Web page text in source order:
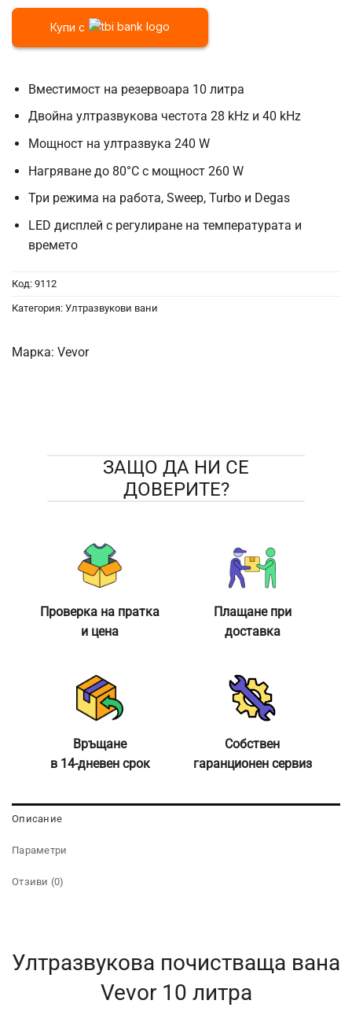
Купи с
Вместимост на резервоара 10 литра
Двойна ултразвукова честота 28 kHz и 40 kHz
Мощност на ултразвука 240 W
Нагряване до 80°C с мощност 260 W
Три режима на работа, Sweep, Turbo и Degas
LED дисплей с регулиране на температурата и
времето
Код: 9112
Категория: Ултразвукови вани
Марка: Vevor
ЗАЩО ДА НИ СЕ
ДОВЕРИТЕ?
Проверка на пратка
и цена
Плащане при
доставка
Връщане
в 14-дневен срок
Собствен
гаранционен сервиз
Описание
Параметри
Отзиви (0)
Ултразвукова почистваща вана
Vevor 10 литра